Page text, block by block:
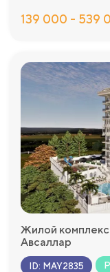
139 000 - 539
Жилой комплекс
Авсаллар
ID: MAY2835